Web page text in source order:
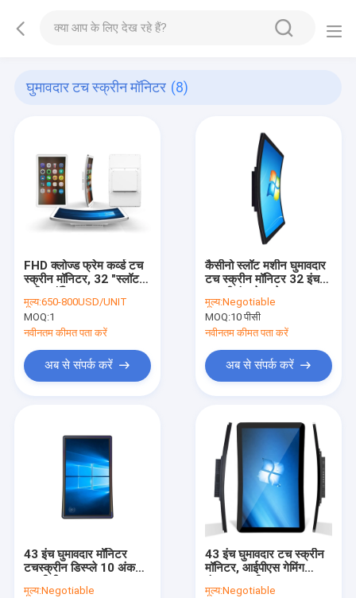
घुमावदार टच स्क्रीन मॉनिटर (8)
FHD क्लोज्ड फ्रेम कर्व्ड टच
स्क्रीन मॉनिटर, 32 "स्लॉट
मूल्य:650-800USD/UNIT
MOQ:1
नवीनतम कीमत पता करें
अब से संपर्क करें
कैसीनो स्लॉट मशीन घुमावदार
टच स्क्रीन मॉनिटर 32 इंच
मूल्य:Negotiable
MOQ:10 पीसी
नवीनतम कीमत पता करें
अब से संपर्क करें
43 इंच घुमावदार मॉनिटर
टचस्क्रीन डिस्प्ले 10 अंक
मूल्य:Negotiable
43 इंच घुमावदार टच स्क्रीन
मॉनिटर, आईपीएस गेमिंग
मूल्य:Negotiable